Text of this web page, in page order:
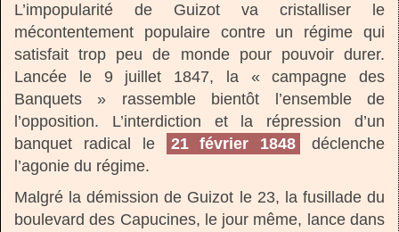
L’impopularité de Guizot va cristalliser le
mécontentement populaire contre un régime qui
satisfait trop peu de monde pour pouvoir durer.
Lancée le 9 juillet 1847, la « campagne des
Banquets » rassemble bientôt l’ensemble de
l’opposition. L’interdiction et la répression d’un
banquet radical le
21 février 1848
déclenche
l’agonie du régime.
Malgré la démission de Guizot le 23, la fusillade du
boulevard des Capucines, le jour même, lance dans